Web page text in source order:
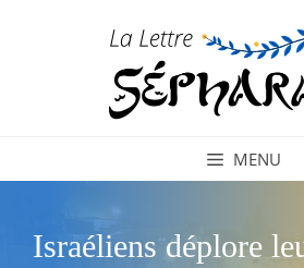
MENU
Israéliens déplore